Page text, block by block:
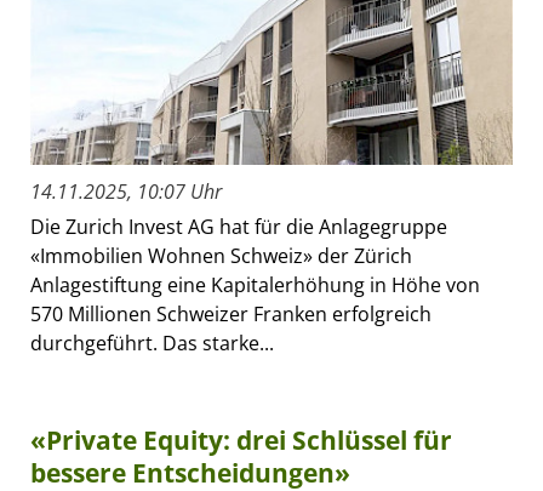
14.11.2025, 10:07 Uhr
Die Zurich Invest AG hat für die Anlagegruppe
«Immobilien Wohnen Schweiz» der Zürich
Anlagestiftung eine Kapitalerhöhung in Höhe von
570 Millionen Schweizer Franken erfolgreich
durchgeführt. Das starke...
«Private Equity: drei Schlüssel für
bessere Entscheidungen»